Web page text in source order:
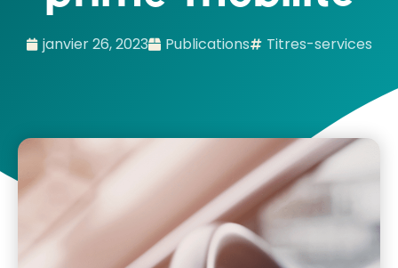
janvier 26, 2023 Publications Titres-services